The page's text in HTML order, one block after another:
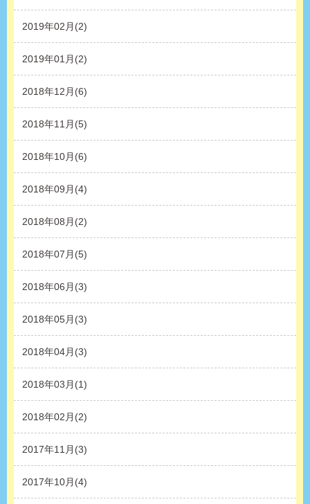
2019年02月(2)
2019年01月(2)
2018年12月(6)
2018年11月(5)
2018年10月(6)
2018年09月(4)
2018年08月(2)
2018年07月(5)
2018年06月(3)
2018年05月(3)
2018年04月(3)
2018年03月(1)
2018年02月(2)
2017年11月(3)
2017年10月(4)